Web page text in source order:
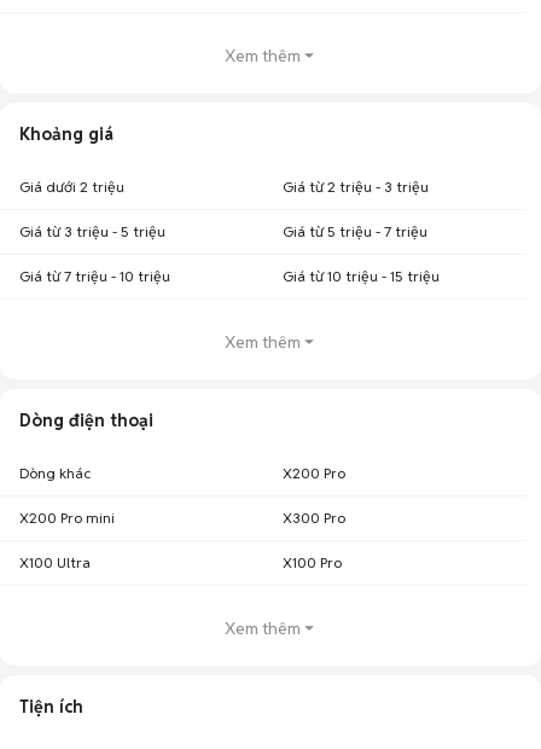
Xem thêm
Khoảng giá
Giá dưới 2 triệu Giá từ 2 triệu - 3 triệu
Giá từ 3 triệu - 5 triệu Giá từ 5 triệu - 7 triệu
Giá từ 7 triệu - 10 triệu Giá từ 10 triệu - 15 triệu
Xem thêm
Dòng điện thoại
Dòng khác X200 Pro
X200 Pro mini X300 Pro
X100 Ultra X100 Pro
Xem thêm
Tiện ích